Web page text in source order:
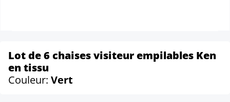
Lot de 6 chaises visiteur empilables Ken
en tissu
Couleur: Vert